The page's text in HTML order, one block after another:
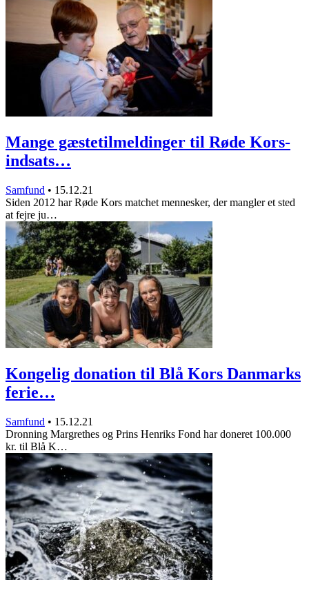
Mange gæstetilmeldinger til Røde Kors-
indsats…
Samfund • 15.12.21
Siden 2012 har Røde Kors matchet mennesker, der mangler et sted
at fejre ju…
Kongelig donation til Blå Kors Danmarks
ferie…
Samfund • 15.12.21
Dronning Margrethes og Prins Henriks Fond har doneret 100.000
kr. til Blå K…